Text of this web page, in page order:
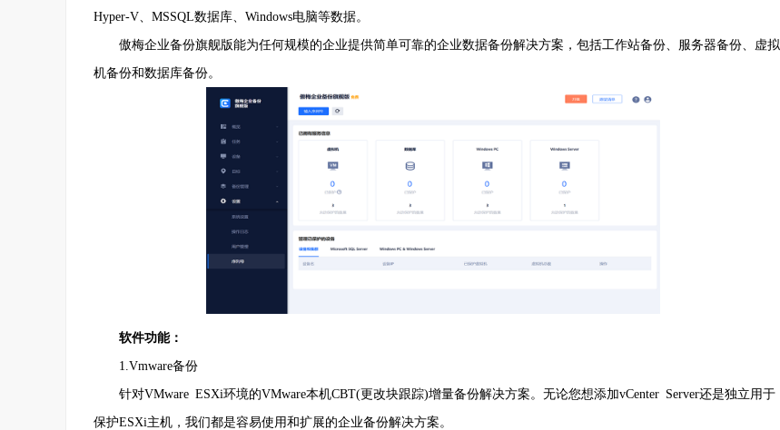
Hyper-V、MSSQL数据库、Windows电脑等数据。
傲梅企业备份旗舰版能为任何规模的企业提供简单可靠的企业数据备份解决方案，包括工作站备份、服务器备份、虚拟
机备份和数据库备份。
软件功能：
1.Vmware备份
针对VMware ESXi环境的VMware本机CBT(更改块跟踪)增量备份解决方案。无论您想添加vCenter Server还是独立用于
保护ESXi主机，我们都是容易使用和扩展的企业备份解决方案。